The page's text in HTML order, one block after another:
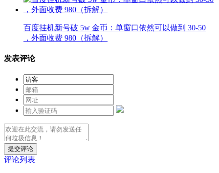
百度挂机新号破 5w 金币：单窗口依然可以做到 30-50
，外面收费 980（拆解）
发表评论
提交评论
评论列表